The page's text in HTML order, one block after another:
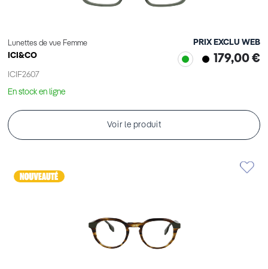
Lunettes de vue Femme
ICI&CO
ICIF2607
PRIX EXCLU WEB
179,00 €
En stock en ligne
Voir le produit